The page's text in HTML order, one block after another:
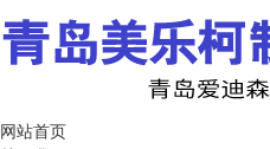
网站首页